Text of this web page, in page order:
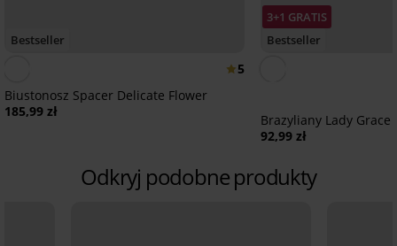
Bestseller
5
Biustonosz Spacer Delicate Flower
185,99 zł
3+1 GRATIS
Bestseller
Brazyliany Lady Grace
92,99 zł
Odkryj podobne produkty